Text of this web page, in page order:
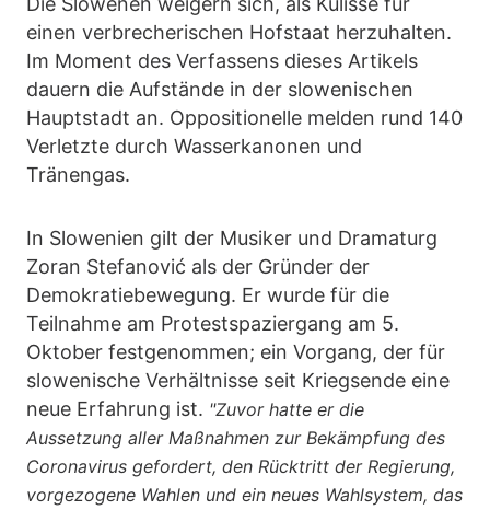
einen verbrecherischen Hofstaat herzuhalten.
Im Moment des Verfassens dieses Artikels
dauern die Aufstände in der slowenischen
Hauptstadt an. Oppositionelle melden rund 140
Verletzte durch Wasserkanonen und
Tränengas.
In Slowenien gilt der Musiker und Dramaturg
Zoran Stefanović als der Gründer der
Demokratiebewegung. Er wurde für die
Teilnahme am Protestspaziergang am 5.
Oktober festgenommen; ein Vorgang, der für
slowenische Verhältnisse seit Kriegsende eine
neue Erfahrung ist. "Zuvor hatte er die
Aussetzung aller Maßnahmen zur Bekämpfung des
Coronavirus gefordert, den Rücktritt der Regierung,
vorgezogene Wahlen und ein neues Wahlsystem, das